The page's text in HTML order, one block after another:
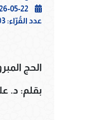
05-22
عدد القُرّاء:
الحج
بقلم: د.